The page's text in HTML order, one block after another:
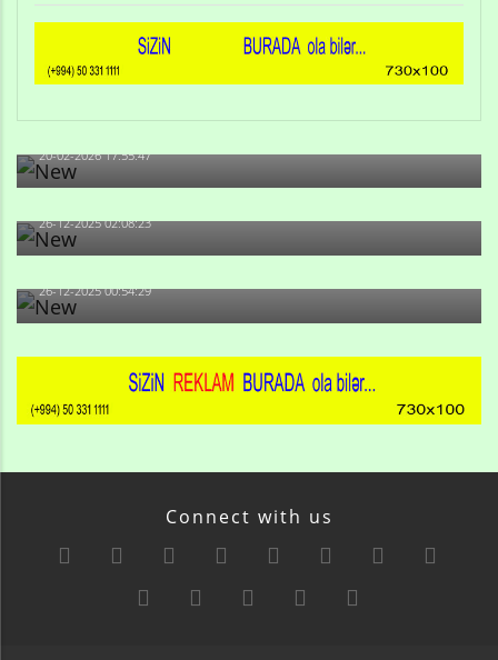
Qulu Məhərrəmli: Sosial şəbəkələrdə söyüş niyə artıb?
20-02-2026 17:55:47
Məni bura NAZİR GÖNDƏRİB - 1937-ci ildən fəaliyyətdə
26-12-2025 02:08:23
-Ay qız, sən məhkəməni udmayacaqsan... Sən bilirsən
də, məni...
26-12-2025 00:54:29
Connect with us